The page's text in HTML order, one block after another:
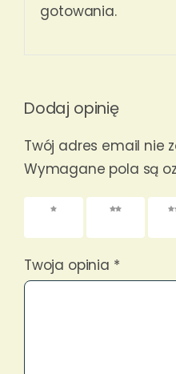
gotowania.
Dodaj opinię
Twój adres email nie
Wymagane pola są
1 z 5 2 z 5 3
Twoja opinia *